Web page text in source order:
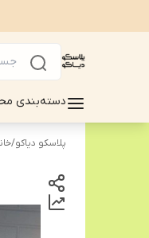
دسته‌بندی
پلاسکو دیاکو/